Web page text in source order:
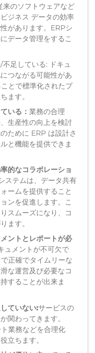
来のソフトウェアなど
ジネス データの効率
があります。ERPシ
にデータ管理をするこ
/不足している: ドキュ
につながる可能性があ
とで標準化されたプ
ます。
いる：業務の合理
生産性の向上を検討
ために ERP は設計さ
と機能を提供できま
的なコラボレーショ
ステムは、データ共有
ームを提供すること
ンを促進します。こ
スムーズになり、コ
ます。
ントとレポートが必
ュメントが不可欠で
正確でタイムリーな
な運営及び必要なコ
することが出来ま
ていない:サービスの
関わってきます。
業務などを合理化
立ちます。